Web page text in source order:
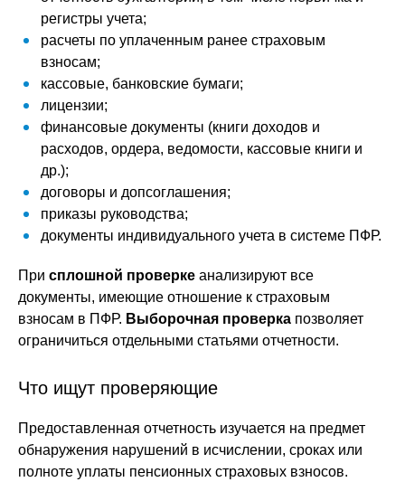
регистры учета;
расчеты по уплаченным ранее страховым
взносам;
кассовые, банковские бумаги;
лицензии;
финансовые документы (книги доходов и
расходов, ордера, ведомости, кассовые книги и
др.);
договоры и допсоглашения;
приказы руководства;
документы индивидуального учета в системе ПФР.
При сплошной проверке анализируют все
документы, имеющие отношение к страховым
взносам в ПФР. Выборочная проверка позволяет
ограничиться отдельными статьями отчетности.
Что ищут проверяющие
Предоставленная отчетность изучается на предмет
обнаружения нарушений в исчислении, сроках или
полноте уплаты пенсионных страховых взносов.